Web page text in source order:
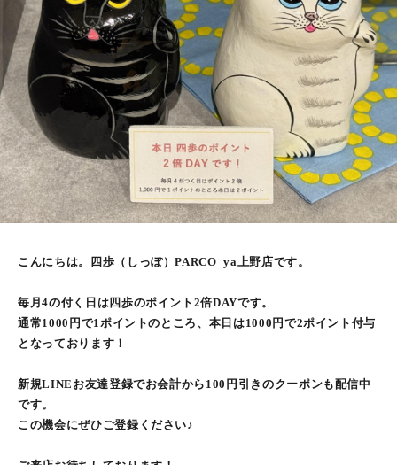
こんにちは。四歩（しっぽ）PARCO_ya上野店です。
毎月4の付く日は四歩のポイント2倍DAYです。
通常1000円で1ポイントのところ、本日は1000円で2ポイント付与
となっております！
新規LINEお友達登録でお会計から100円引きのクーポンも配信中
です。
この機会にぜひご登録ください♪